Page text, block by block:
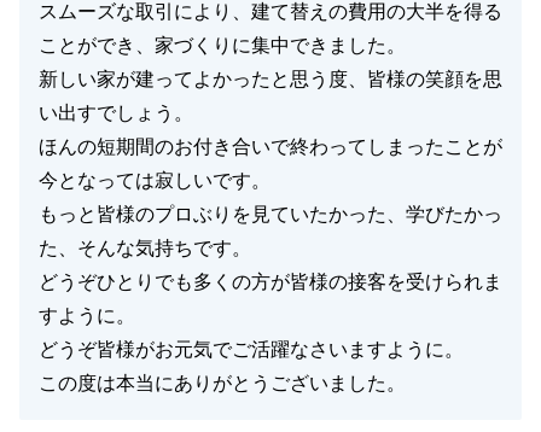
スムーズな取引により、建て替えの費用の大半を得る
ことができ、家づくりに集中できました。
新しい家が建ってよかったと思う度、皆様の笑顔を思
い出すでしょう。
ほんの短期間のお付き合いで終わってしまったことが
今となっては寂しいです。
もっと皆様のプロぶりを見ていたかった、学びたかっ
た、そんな気持ちです。
どうぞひとりでも多くの方が皆様の接客を受けられま
すように。
どうぞ皆様がお元気でご活躍なさいますように。
この度は本当にありがとうございました。